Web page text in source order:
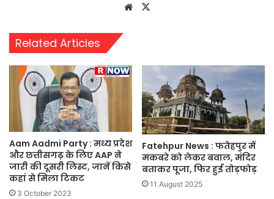
Website
Related Articles
Aam Aadmi Party : मध्य प्रदेश
और छत्तीसगढ़ के लिए AAP ने
जारी की दूसरी लिस्ट, जानें किसे
कहां से मिला टिकट
3 October 2023
Fatehpur News : फतेहपुर में
मकबरे को लेकर बवाल, मंदिर
बताकर पूजा, फिर हुई तोड़फोड़
11 August 2025